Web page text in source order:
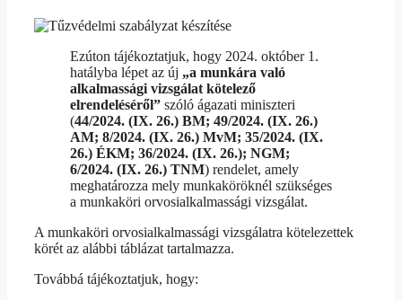
Ezúton tájékoztatjuk, hogy 2024. október 1.
hatályba lépet az új „a munkára való
alkalmassági vizsgálat kötelező
elrendeléséről” szóló ágazati miniszteri
(44/2024. (IX. 26.) BM; 49/2024. (IX. 26.)
AM; 8/2024. (IX. 26.) MvM; 35/2024. (IX.
26.) ÉKM; 36/2024. (IX. 26.); NGM;
6/2024. (IX. 26.) TNM) rendelet, amely
meghatározza mely munkaköröknél szükséges
a munkaköri orvosialkalmassági vizsgálat.
A munkaköri orvosialkalmassági vizsgálatra kötelezettek
körét az alábbi táblázat tartalmazza.
Továbbá tájékoztatjuk, hogy: